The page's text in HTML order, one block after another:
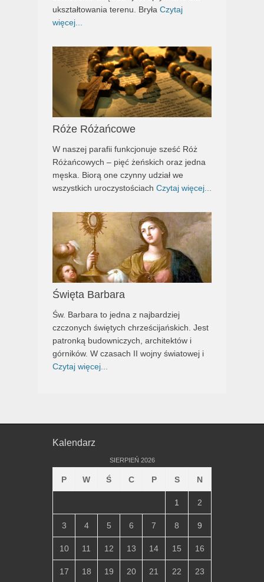
ukształtowania terenu. Bryła Czytaj
więcej...
Róże Różańcowe
W naszej parafii funkcjonuje sześć Róż
Różańcowych – pięć żeńskich oraz jedna
męska. Biorą one czynny udział we
wszystkich uroczystościach Czytaj więcej...
Święta Barbara
Św. Barbara to jedna z najbardziej
czczonych świętych chrześcijańskich. Jest
patronką budowniczych, architektów i
górników. W czasach II wojny światowej i
Czytaj więcej...
Kalendarz
SIERPIEŃ 2026
P W Ś C P S N
1 2
3 4 5 6 7 8 9
10 11 12 13 14 15 16
17 18 19 20 21 22 23